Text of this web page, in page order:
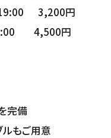
3,200円
4,500円
完備
もご用意